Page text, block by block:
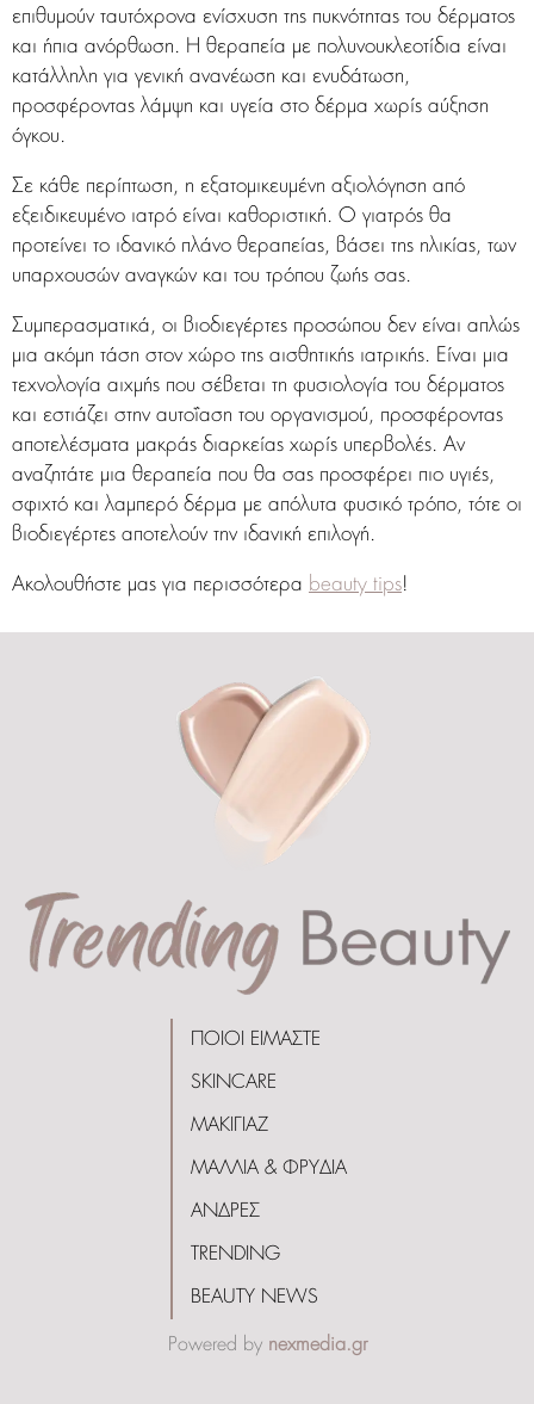
επιθυμούν ταυτόχρονα ενίσχυση της πυκνότητας του δέρματος
και ήπια ανόρθωση. Η θεραπεία με πολυνουκλεοτίδια είναι
κατάλληλη για γενική ανανέωση και ενυδάτωση,
προσφέροντας λάμψη και υγεία στο δέρμα χωρίς αύξηση
όγκου.
Σε κάθε περίπτωση, η εξατομικευμένη αξιολόγηση από
εξειδικευμένο ιατρό είναι καθοριστική. Ο γιατρός θα
προτείνει το ιδανικό πλάνο θεραπείας, βάσει της ηλικίας, των
υπαρχουσών αναγκών και του τρόπου ζωής σας.
Συμπερασματικά, οι βιοδιεγέρτες προσώπου δεν είναι απλώς
μια ακόμη τάση στον χώρο της αισθητικής ιατρικής. Είναι μια
τεχνολογία αιχμής που σέβεται τη φυσιολογία του δέρματος
και εστιάζει στην αυτοΐαση του οργανισμού, προσφέροντας
αποτελέσματα μακράς διαρκείας χωρίς υπερβολές. Αν
αναζητάτε μια θεραπεία που θα σας προσφέρει πιο υγιές,
σφιχτό και λαμπερό δέρμα με απόλυτα φυσικό τρόπο, τότε οι
βιοδιεγέρτες αποτελούν την ιδανική επιλογή.
Ακολουθήστε μας για περισσότερα beauty tips!
ΠΟΙΟΙ ΕΙΜΑΣΤΕ
SKINCARE
ΜΑΚΙΓΙΑΖ
ΜΑΛΛΙΑ & ΦΡΥΔΙΑ
ΑΝΔΡΕΣ
TRENDING
BEAUTY NEWS
Powered by nexmedia.gr